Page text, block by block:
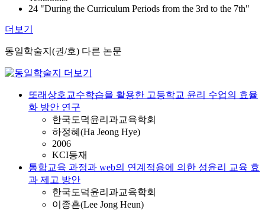
24 "During the Curriculum Periods from the 3rd to the 7th"
더보기
동일학술지(권/호) 다른 논문
또래상호교수학습을 활용한 고등학교 윤리 수업의 효율
화 방안 연구
한국도덕윤리과교육학회
하정혜(Ha Jeong Hye)
2006
KCI등재
통합교육 과정과 web의 연계적용에 의한 성윤리 교육 효
과 제고 방안
한국도덕윤리과교육학회
이종흔(Lee Jong Heun)